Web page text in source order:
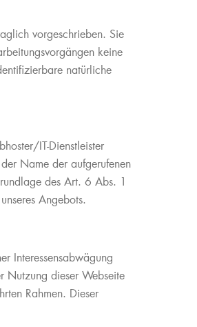
vorgeschrieben. Sie
keine
natürliche
IT-Dienstleister
Name der aufgerufenen
des Art. 6 Abs. 1
Angebots.
Interessensabwägung
Nutzung dieser Webseite
Rahmen. Dieser